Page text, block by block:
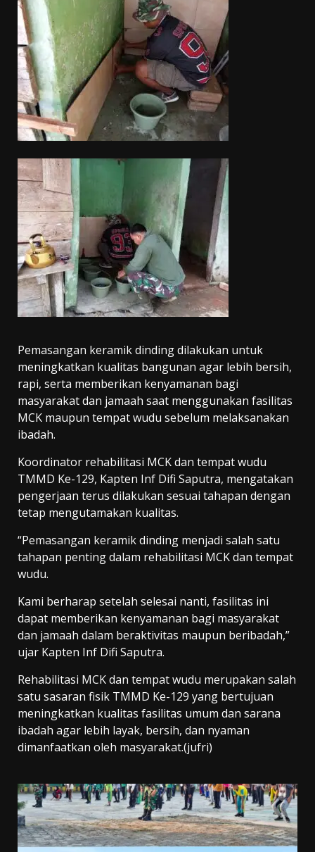
Pemasangan keramik dinding dilakukan untuk
meningkatkan kualitas bangunan agar lebih bersih,
rapi, serta memberikan kenyamanan bagi
masyarakat dan jamaah saat menggunakan fasilitas
MCK maupun tempat wudu sebelum melaksanakan
ibadah.
Koordinator rehabilitasi MCK dan tempat wudu
TMMD Ke-129, Kapten Inf Difi Saputra, mengatakan
pengerjaan terus dilakukan sesuai tahapan dengan
tetap mengutamakan kualitas.
“Pemasangan keramik dinding menjadi salah satu
tahapan penting dalam rehabilitasi MCK dan tempat
wudu.
Kami berharap setelah selesai nanti, fasilitas ini
dapat memberikan kenyamanan bagi masyarakat
dan jamaah dalam beraktivitas maupun beribadah,”
ujar Kapten Inf Difi Saputra.
Rehabilitasi MCK dan tempat wudu merupakan salah
satu sasaran fisik TMMD Ke-129 yang bertujuan
meningkatkan kualitas fasilitas umum dan sarana
ibadah agar lebih layak, bersih, dan nyaman
dimanfaatkan oleh masyarakat.(jufri)